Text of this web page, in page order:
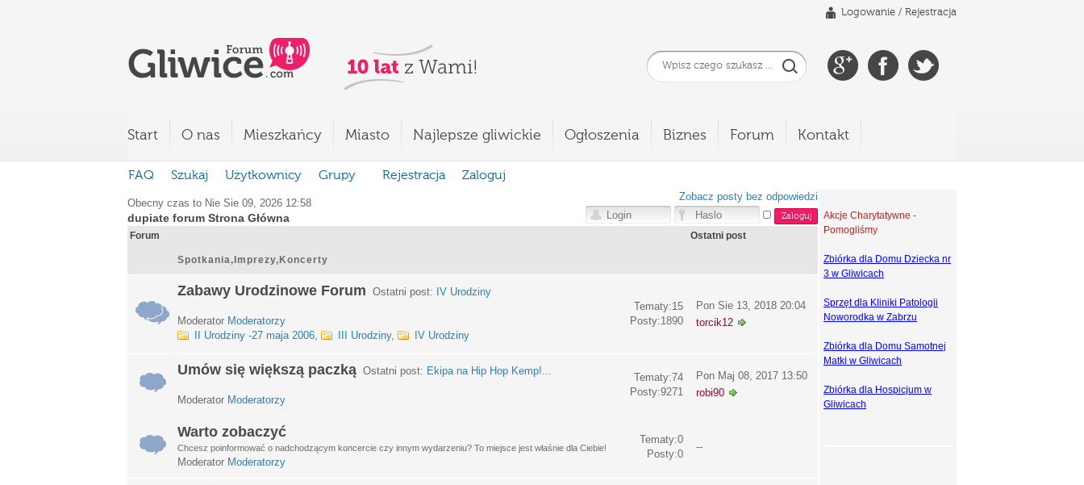
Logowanie / Rejestracja
Start O nas Mieszkańcy Miasto Najlepsze gliwickie Ogłoszenia Biznes Forum Kontakt
FAQ Szukaj Użytkownicy Grupy Rejestracja Zaloguj
Obecny czas to Nie Sie 09, 2026 12:58
dupiate forum Strona Główna
Zobacz posty bez odpowiedzi
Forum Ostatni post
Spotkania,Imprezy,Koncerty
Zabawy Urodzinowe Forum Ostatni post: IV Urodziny
Moderator Moderatorzy
II Urodziny -27 maja 2006, III Urodziny, IV Urodziny
Tematy:15
Posty:1890
Pon Sie 13, 2018 20:04
torcik12
Umów się większą paczką Ostatni post: Ekipa na Hip Hop Kemp!...
Moderator Moderatorzy
Tematy:74
Posty:9271
Pon Maj 08, 2017 13:50
robi90
Warto zobaczyć
Chcesz poinformować o nadchodzącym koncercie czy innym wydarzeniu? To miejsce jest właśnie dla Ciebie!
Moderator Moderatorzy
Tematy:0
Posty:0
--
Akcje Charytatywne -
Pomogliśmy
Zbiórka dla Domu Dziecka nr
3 w Gliwicach
Sprzęt dla Kliniki Patologii
Noworodka w Zabrzu
Zbiórka dla Domu Samotnej
Matki w Gliwicach
Zbiórka dla Hospicjum w
Gliwicach